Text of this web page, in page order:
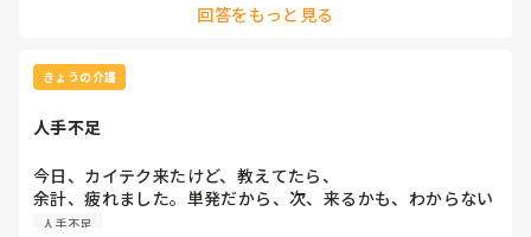
あります。２２時から7時までが夜勤です。ロング夜勤だと、
間近くかけて通勤しているため子供が学校から帰る前に家を出
て学校行ったあと帰るようになってしまい色々不都合が出てし
もう何年かしたら、気にならなくなるのだと思うのですが、も
回答をもっと見る
きょうの介護
人手不足
今日、カイテク来たけど、教えてたら、
余計、疲れました。単発だから、次、来るかも、わからない
し、仕事が、増えた感じです。
人手不足